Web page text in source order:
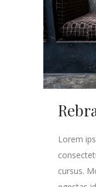
Lorem
cursus.